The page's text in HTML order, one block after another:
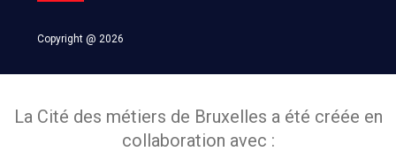
Copyright @ 2026
La Cité des métiers de Bruxelles a été créée en
collaboration avec :